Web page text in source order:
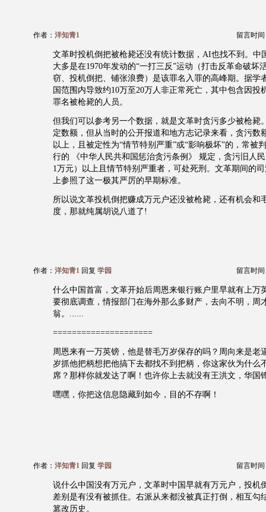
作者： 洋知青1 留言时间
文革时投机倒把被枪毙还没有统计数据，AI也找不到。中
大多是在1970年发动的“一打三反”运动（打击反革命破坏
窃、投机倒把、铺张浪费）是该罪名入罪的高峰期。据学
国范围内导致约10万至20万人非正常死亡，其中包含因投
罪名被枪毙的人员。
但我们可以参考另一个数据，就是文革时贪污多少被枪毙
定数额，但从当时的公开报道和地方志记录来看，贪污数
以上，且被定性为“情节特别严重”或“影响极坏”的，常被
行的 《中华人民共和国惩治贪污条例》 规定，贪污旧人
1万元）以上且情节特别严重者，可处死刑。文革期间的
上参照了这一极其严厉的早期标准。
所以说文革投机倒把赚成万元户还没被枪毙，还有机会和
度，那就纯属胡说八道了!
作者： 洋知青1 回复 学园 留言时间
什么中国首富，文革开始后周恩来银行账户里早就有上万
要彻底调查，情报部门在海外那么多财产，去向不明，周
翁。......
=====================
周恩来有一万英镑，他是替毛万岁保存的吗？周向来是老
岁抓他把柄想把他搞下去都找不到把柄，你这家伙为什么
席？那样你就发达了啊！也许你上去就没有王洪文，华国
嘿嘿，你把这信息隐藏到如今，目的不存啊！
作者： 洋知青1 回复 学园 留言时间
说什么中国没有万元户，文革时中国早就有万元户，投机
差别是有没有被抓住。右派从来都没被真正打倒，相互勾
篡改历史。